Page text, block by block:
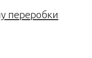
переробки